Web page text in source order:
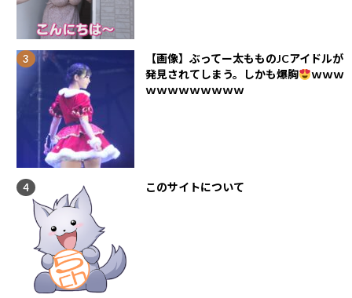
【画像】ぶってー太もものJCアイドルが
発見されてしまう。しかも爆胸
ｗｗｗ
ｗｗｗｗｗｗｗｗｗ
このサイトについて